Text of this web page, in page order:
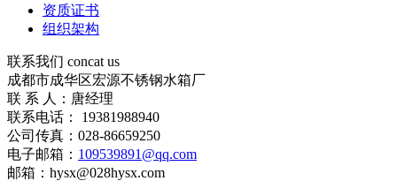
资质证书
组织架构
联系我们 concat us
成都市成华区宏源不锈钢水箱厂
联 系 人：唐经理
联系电话： 19381988940
公司传真：028-86659250
电子邮箱： 109539891@qq.com
邮箱：hysx@028hysx.com